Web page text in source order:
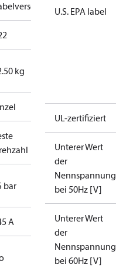
kg
bar
A
U.S. EPA label
UL-zertifiziert
Unterer Wert
der
Nennspannung
bei 50Hz [V]
Unterer Wert
der
Nennspannung
bei 60Hz [V]